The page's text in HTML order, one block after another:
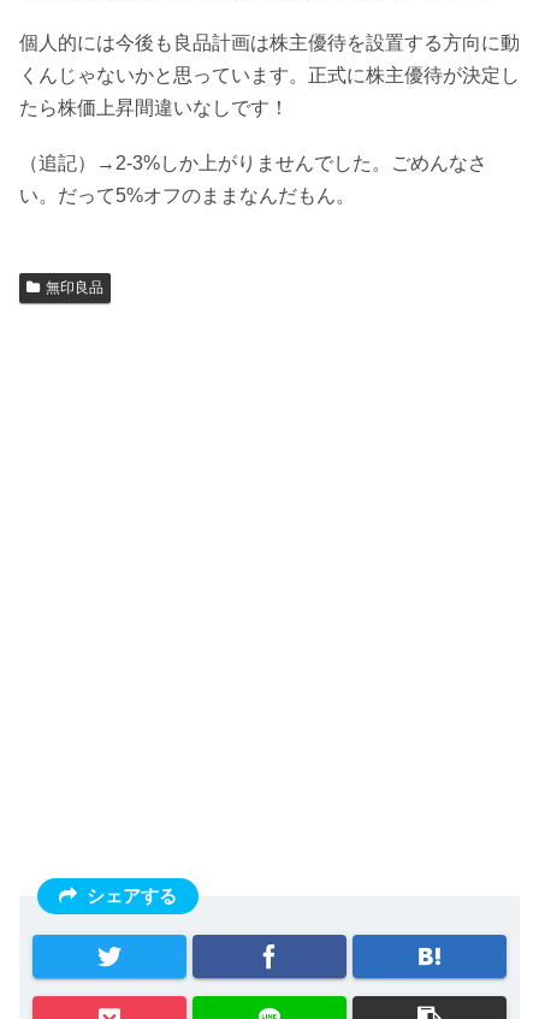
個人的には今後も良品計画は株主優待を設置する方向に動
くんじゃないかと思っています。正式に株主優待が決定し
たら株価上昇間違いなしです！
（追記）→2-3%しか上がりませんでした。ごめんなさ
い。だって5%オフのままなんだもん。
無印良品
シェアする